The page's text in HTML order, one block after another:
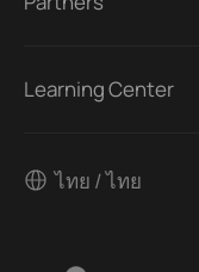
Learning Center
ไทย / ไทย